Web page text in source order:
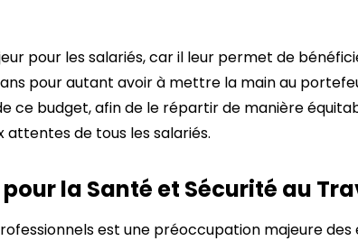
pour les salariés, car il leur permet de
pour autant avoir à mettre la main au
ce budget, afin de le répartir de manière
de tous les salariés.
la Santé et Sécurité au
est une préoccupation majeure des